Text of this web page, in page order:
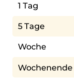
1 Tag
5 Tage
Woche
Wochenende